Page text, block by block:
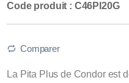
Code produit : C46PI20G
Comparer
La Pita Plus de Condor est